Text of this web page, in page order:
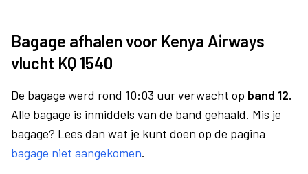
Bagage afhalen voor Kenya Airways
vlucht KQ 1540
De bagage werd rond 10:03 uur verwacht op band 12.
Alle bagage is inmiddels van de band gehaald. Mis je
bagage? Lees dan wat je kunt doen op de pagina
bagage niet aangekomen.